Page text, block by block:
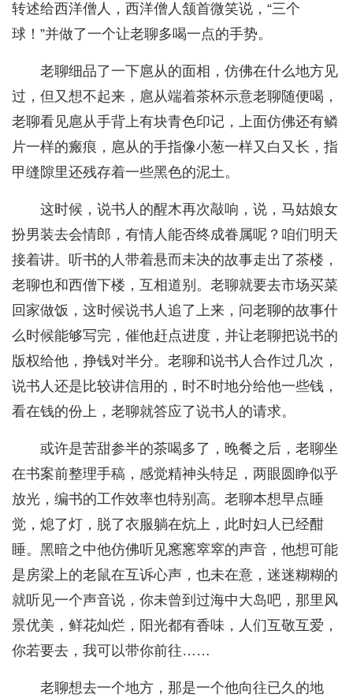
转述给西洋僧人，西洋僧人颔首微笑说，“三个
球！”并做了一个让老聊多喝一点的手势。
老聊细品了一下扈从的面相，仿佛在什么地方见
过，但又想不起来，扈从端着茶杯示意老聊随便喝，
老聊看见扈从手背上有块青色印记，上面仿佛还有鳞
片一样的瘢痕，扈从的手指像小葱一样又白又长，指
甲缝隙里还残存着一些黑色的泥土。
这时候，说书人的醒木再次敲响，说，马姑娘女
扮男装去会情郎，有情人能否终成眷属呢？咱们明天
接着讲。听书的人带着悬而未决的故事走出了茶楼，
老聊也和西僧下楼，互相道别。老聊就要去市场买菜
回家做饭，这时候说书人追了上来，问老聊的故事什
么时候能够写完，催他赶点进度，并让老聊把说书的
版权给他，挣钱对半分。老聊和说书人合作过几次，
说书人还是比较讲信用的，时不时地分给他一些钱，
看在钱的份上，老聊就答应了说书人的请求。
或许是苦甜参半的茶喝多了，晚餐之后，老聊坐
在书案前整理手稿，感觉精神头特足，两眼圆睁似乎
放光，编书的工作效率也特别高。老聊本想早点睡
觉，熄了灯，脱了衣服躺在炕上，此时妇人已经酣
睡。黑暗之中他仿佛听见窸窸窣窣的声音，他想可能
是房梁上的老鼠在互诉心声，也未在意，迷迷糊糊的
就听见一个声音说，你未曾到过海中大岛吧，那里风
景优美，鲜花灿烂，阳光都有香味，人们互敬互爱，
你若要去，我可以带你前往……
老聊想去一个地方，那是一个他向往已久的地